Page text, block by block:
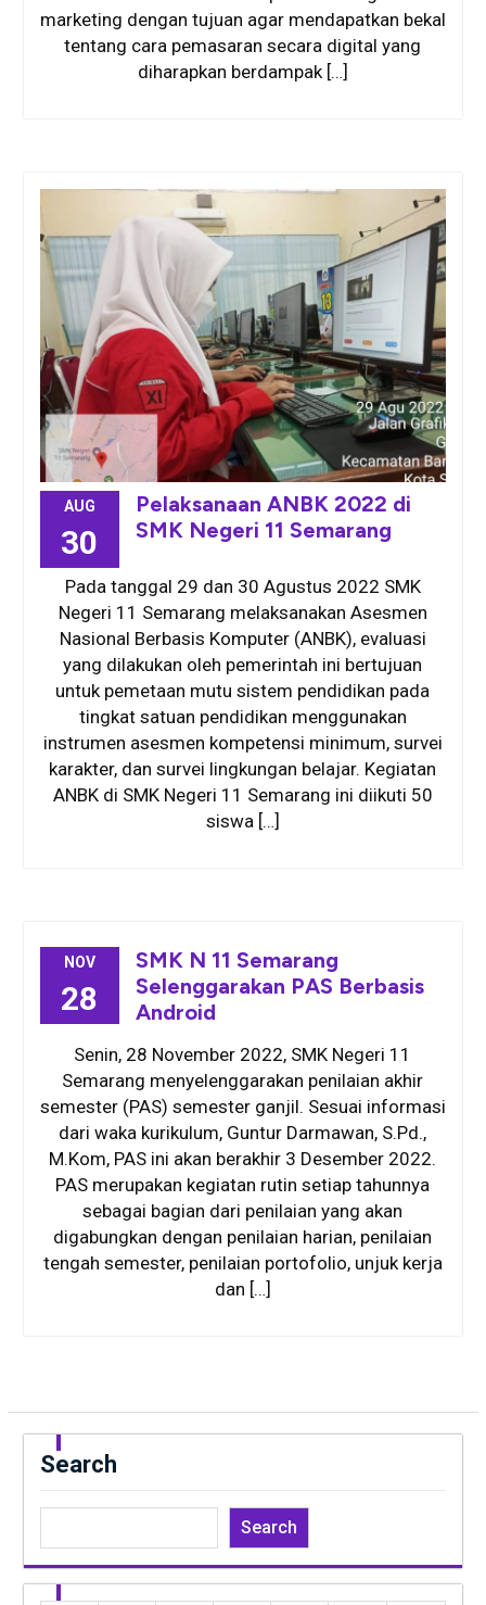
marketing dengan tujuan agar mendapatkan bekal
tentang cara pemasaran secara digital yang
diharapkan berdampak […]
AUG
30
Pelaksanaan ANBK 2022 di
SMK Negeri 11 Semarang
Pada tanggal 29 dan 30 Agustus 2022 SMK
Negeri 11 Semarang melaksanakan Asesmen
Nasional Berbasis Komputer (ANBK), evaluasi
yang dilakukan oleh pemerintah ini bertujuan
untuk pemetaan mutu sistem pendidikan pada
tingkat satuan pendidikan menggunakan
instrumen asesmen kompetensi minimum, survei
karakter, dan survei lingkungan belajar. Kegiatan
ANBK di SMK Negeri 11 Semarang ini diikuti 50
siswa […]
NOV
28
SMK N 11 Semarang
Selenggarakan PAS Berbasis
Android
Senin, 28 November 2022, SMK Negeri 11
Semarang menyelenggarakan penilaian akhir
semester (PAS) semester ganjil. Sesuai informasi
dari waka kurikulum, Guntur Darmawan, S.Pd.,
M.Kom, PAS ini akan berakhir 3 Desember 2022.
PAS merupakan kegiatan rutin setiap tahunnya
sebagai bagian dari penilaian yang akan
digabungkan dengan penilaian harian, penilaian
tengah semester, penilaian portofolio, unjuk kerja
dan […]
Search
Search